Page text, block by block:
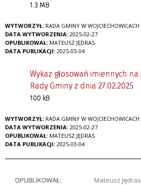
1.3 MB
WYTWORZYŁ: RADA GMINY W WOJCIECHOWICACH
DATA WYTWORZENIA: 2025-02-27
OPUBLIKOWAŁ: MATEUSZ JĘDRAS
DATA PUBLIKACJI: 2025-03-04
Wykaz głosowań imiennych na
Rady Gminy z dnia 27.02.2025
100 kB
WYTWORZYŁ: RADA GMINY W WOJCIECHOWICACH
DATA WYTWORZENIA: 2025-02-27
OPUBLIKOWAŁ: MATEUSZ JĘDRAS
DATA PUBLIKACJI: 2025-03-04
OPUBLIKOWAŁ:
Mateusz Jędras